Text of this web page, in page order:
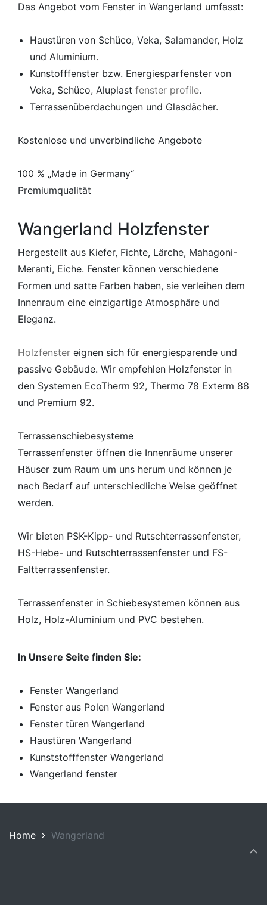
Das Angebot vom Fenster in Wangerland umfasst:
Haustüren von Schüco, Veka, Salamander, Holz
und Aluminium.
Kunstofffenster bzw. Energiesparfenster von
Veka, Schüco, Aluplast fenster profile.
Terrassenüberdachungen und Glasdächer.
Kostenlose und unverbindliche Angebote
100 % „Made in Germany“
Premiumqualität
Wangerland Holzfenster
Hergestellt aus Kiefer, Fichte, Lärche, Mahagoni-
Meranti, Eiche. Fenster können verschiedene
Formen und satte Farben haben, sie verleihen dem
Innenraum eine einzigartige Atmosphäre und
Eleganz.
Holzfenster eignen sich für energiesparende und
passive Gebäude. Wir empfehlen Holzfenster in
den Systemen EcoTherm 92, Thermo 78 Exterm 88
und Premium 92.
Terrassenschiebesysteme
Terrassenfenster öffnen die Innenräume unserer
Häuser zum Raum um uns herum und können je
nach Bedarf auf unterschiedliche Weise geöffnet
werden.
Wir bieten PSK-Kipp- und Rutschterrassenfenster,
HS-Hebe- und Rutschterrassenfenster und FS-
Faltterrassenfenster.
Terrassenfenster in Schiebesystemen können aus
Holz, Holz-Aluminium und PVC bestehen.
In Unsere Seite finden Sie:
Fenster Wangerland
Fenster aus Polen Wangerland
Fenster türen Wangerland
Haustüren Wangerland
Kunststofffenster Wangerland
Wangerland fenster
Home Wangerland